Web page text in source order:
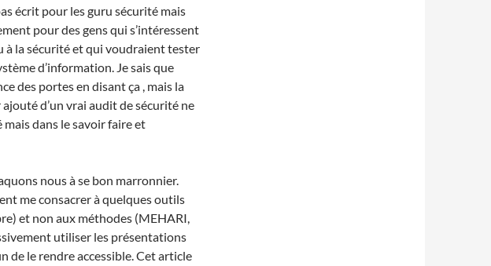
écrit pour les guru sécurité mais
pour des gens qui s’intéressent
à la sécurité et qui voudraient tester
d’information. Je sais que
des portes en disant ça , mais la
d’un vrai audit de sécurité ne
dans le savoir faire et
nous à se bon marronnier.
me consacrer à quelques outils
et non aux méthodes (MEHARI,
utiliser les présentations
de le rendre accessible. Cet article